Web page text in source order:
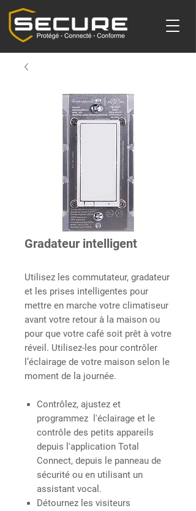
Gradateur intelligent
Utilisez les commutateur, gradateur
et les prises intelligentes pour
mettre en marche votre climatiseur
avant votre retour à la maison ou
pour que votre café soit prêt à votre
réveil. Utilisez-les pour contrôler
l’éclairage de votre maison selon le
moment de la journée.
Contrôlez, ajustez et
programmez l'éclairage et le
contrôle des petits appareils
depuis l'application Total
Connect, depuis le panneau de
sécurité ou en utilisant un
assistant vocal.
Détournez les visiteurs